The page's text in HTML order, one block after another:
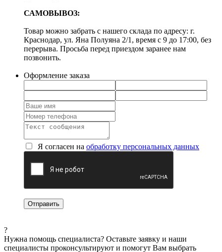
САМОВЫВОЗ:
Товар можно забрать с нашего склада по адресу: г.
Краснодар, ул. Яна Полуяна 2/1, время с 9 до 17:00, без
перерыва. Просьба перед приездом заранее нам
позвонить.
Оформление заказа
Я согласен на обработку персональных данных
?
Нужна помощь специалиста? Оставьте заявку и наши
специалисты проконсультируют и помогут Вам выбрать